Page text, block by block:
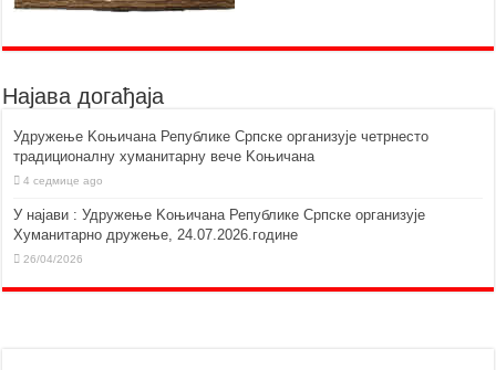
Најава догађаја
Удружење Kоњичана Републике Српске организује четрнесто
традиционалну хуманитарну вече Kоњичана
4 седмице ago
У најави : Удружење Kоњичана Републике Српске организује
Хуманитарно дружење, 24.07.2026.године
26/04/2026